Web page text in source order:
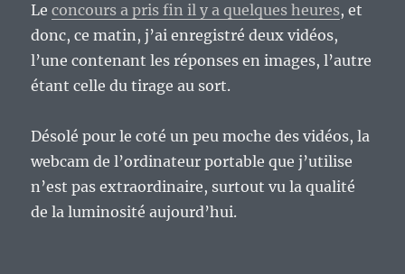
Leconcours a pris fin il y a quelques heures, et
donc, ce matin, j’ai enregistré deux vidéos,
l’une contenant les réponses en images, l’autre
étant celle du tirage au sort.
Désolé pour le coté un peu moche des vidéos, la
webcam de l’ordinateur portable que j’utilise
n’est pas extraordinaire, surtout vu la qualité
de la luminosité aujourd’hui.